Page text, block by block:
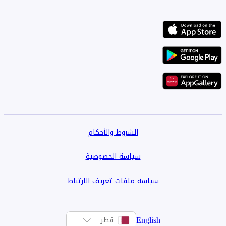
ميزات إضافية:
• مواقف سيارات مظللة لكل فيلا
• خصوصية تامة لكل وحدة سكنية
• فرصة استثمارية ممتازة مع مساحات معيشية مستقلة متعددة
سعر البيع: ٩,٢٠٠,٠٠٠ ريال قطري (للعقار بالكامل)
الشروط والأحكام
سياسة الخصوصية
سياسة ملفات تعريف الارتباط
English قطر